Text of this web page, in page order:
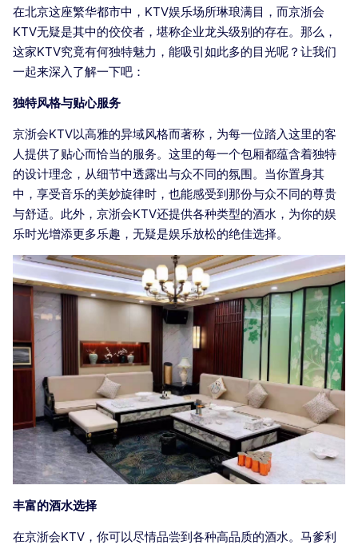
在北京这座繁华都市中，KTV娱乐场所琳琅满目，而京浙会
KTV无疑是其中的佼佼者，堪称企业龙头级别的存在。那么，
这家KTV究竟有何独特魅力，能吸引如此多的目光呢？让我们
一起来深入了解一下吧：
独特风格与贴心服务
京浙会KTV以高雅的异域风格而著称，为每一位踏入这里的客
人提供了贴心而恰当的服务。这里的每一个包厢都蕴含着独特
的设计理念，从细节中透露出与众不同的氛围。当你置身其
中，享受音乐的美妙旋律时，也能感受到那份与众不同的尊贵
与舒适。此外，京浙会KTV还提供各种类型的酒水，为你的娱
乐时光增添更多乐趣，无疑是娱乐放松的绝佳选择。
丰富的酒水选择
在京浙会KTV，你可以尽情品尝到各种高品质的酒水。马爹利